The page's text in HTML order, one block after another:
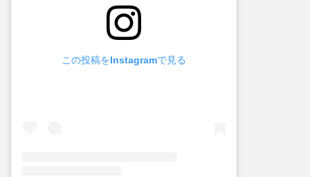
この投稿をInstagramで見る